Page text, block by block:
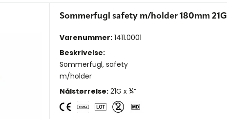
Sommerfugl safety m/holder 180mm 21G
Varenummer: 1411.0001
Beskrivelse:
Sommerfugl, safety
m/holder
Nålstørrelse: 21G x ¾”